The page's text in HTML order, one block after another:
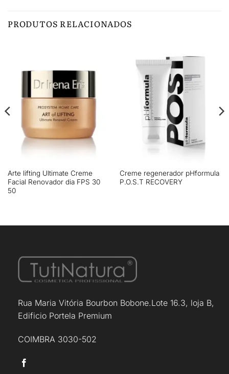
PRODUTOS RELACIONADOS
Arte lifting Ultimate Creme
Facial Renovador dia FPS 30
50
Creme regenerador pHformula
P.O.S.T RECOVERY
Rua Maria Vitória Bourbon Bobone.Lote 16.3, loja B,
Edificio Portela Premium
COIMBRA 3030-502